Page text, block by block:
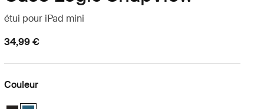
étui pour iPad mini
34,99 €
Couleur
Case Logic Snapview Case for iPad Mini® 6 Noir
Case Logic Snapview Case for iPad Mini® 6 Midnight (selected)